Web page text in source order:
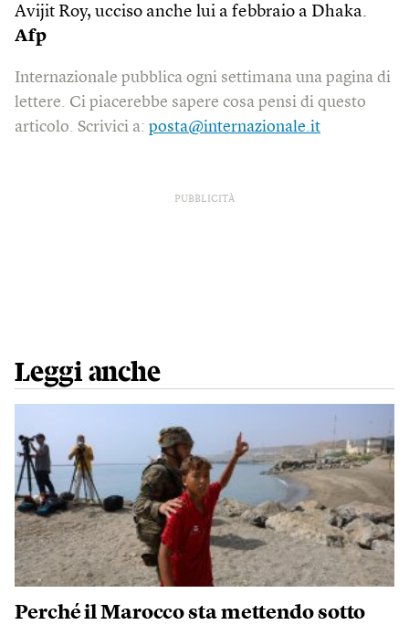
Avijit Roy, ucciso anche lui a febbraio a Dhaka.
Afp
Internazionale pubblica ogni settimana una pagina di
lettere. Ci piacerebbe sapere cosa pensi di questo
articolo. Scrivici a: posta@internazionale.it
PUBBLICITÀ
Leggi anche
Perché il Marocco sta mettendo sotto